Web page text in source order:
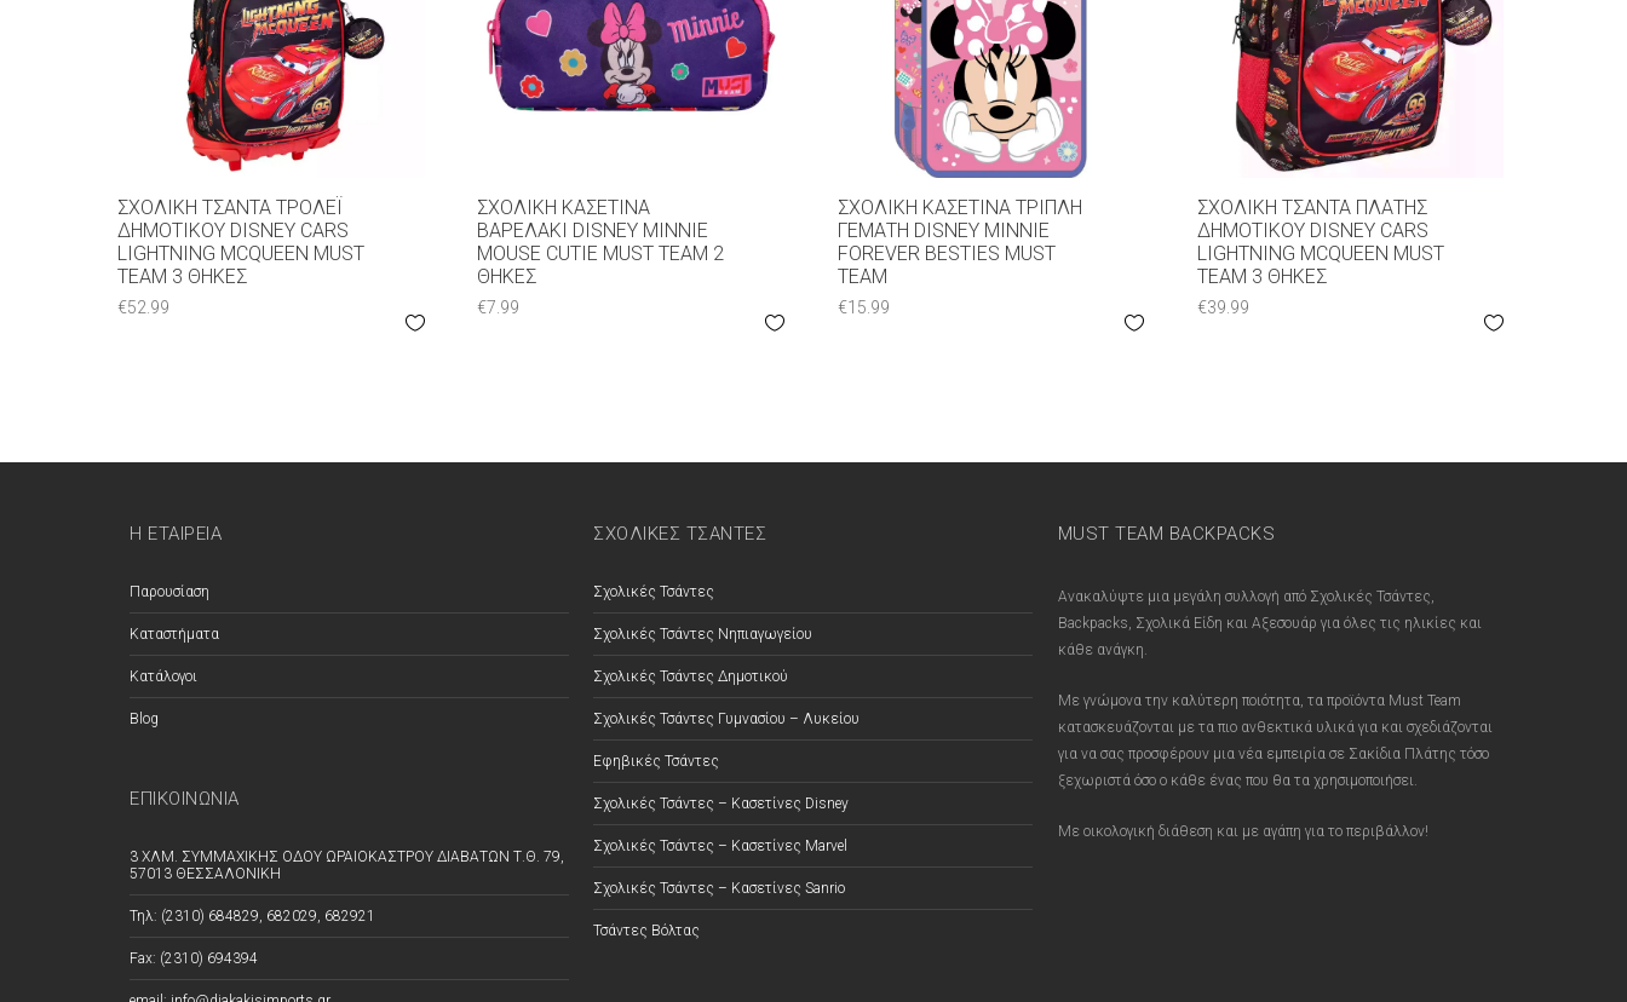
ΣΧΟΛΙΚΉ ΤΣΆΝΤΑ ΤΡΌΛΕΪ
ΔΗΜΟΤΙΚΟΎ DISNEY CARS
LIGHTNING MCQUEEN MUST
TEAM 3 ΘΉΚΕΣ
€52.99
ΣΧΟΛΙΚΉ ΚΑΣΕΤΊΝΑ
ΒΑΡΕΛΆΚΙ DISNEY MINNIE
MOUSE CUTIE MUST TEAM 2
ΘΉΚΕΣ
€7.99
ΣΧΟΛΙΚΉ ΚΑΣΕΤΊΝΑ ΤΡΙΠΛΉ
ΓΕΜΆΤΗ DISNEY MINNIE
FOREVER BESTIES MUST
TEAM
€15.99
ΣΧΟΛΙΚΉ ΤΣΆΝΤΑ ΠΛΆΤΗΣ
ΔΗΜΟΤΙΚΟΎ DISNEY CARS
LIGHTNING MCQUEEN MUST
TEAM 3 ΘΉΚΕΣ
€39.99
Η ΕΤΑΙΡΕΊΑ
Παρουσίαση
Καταστήματα
Κατάλογοι
Blog
ΕΠΙΚΟΙΝΩΝΊΑ
3 ΧΛΜ. ΣΥΜΜΑΧΙΚΗΣ ΟΔΟΥ ΩΡΑΙΟΚΑΣΤΡΟΥ ΔΙΑΒΑΤΩΝ Τ.Θ. 79,
57013 ΘΕΣΣΑΛΟΝΙΚΗ
Τηλ: (2310) 684829, 682029, 682921
Fax: (2310) 694394
ΣΧΟΛΙΚΕΣ ΤΣΑΝΤΕΣ
Σχολικές Τσάντες
Σχολικές Τσάντες Νηπιαγωγείου
Σχολικές Τσάντες Δημοτικού
Σχολικές Τσάντες Γυμνασίου – Λυκείου
Εφηβικές Τσάντες
Σχολικές Τσάντες – Κασετίνες Disney
Σχολικές Τσάντες – Κασετίνες Marvel
Σχολικές Τσάντες – Κασετίνες Sanrio
Τσάντες Βόλτας
MUST TEAM BACKPACKS
Ανακαλύψτε μια μεγάλη συλλογή από Σχολικές Τσάντες,
Backpacks, Σχολικά Είδη και Αξεσουάρ για όλες τις ηλικίες και
κάθε ανάγκη.
Με γνώμονα την καλύτερη ποιότητα, τα προϊόντα Must Team
κατασκευάζονται με τα πιο ανθεκτικά υλικά για και σχεδιάζονται
για να σας προσφέρουν μια νέα εμπειρία σε Σακίδια Πλάτης τόσο
ξεχωριστά όσο ο κάθε ένας που θα τα χρησιμοποιήσει.
Με οικολογική διάθεση και με αγάπη για το περιβάλλον!